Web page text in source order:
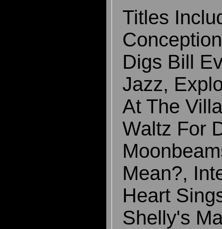
Titles
Digs Bill
Jazz,
At The
Waltz For
Mean?,
Heart
Shelly's